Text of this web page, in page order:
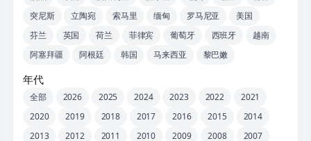
突尼斯
立陶宛 索马里 缅甸 罗马尼亚
美国
芬兰
英国 荷兰 菲律宾 葡萄牙 西班牙
越南
阿塞拜疆
阿根廷 韩国 马来西亚 黎巴嫩
年代
全部 2026 2025 2024 2023 2022
2021
2020
2019 2018 2017 2016 2015
2014
2013
2012 2011 2010 2009 2008
2007